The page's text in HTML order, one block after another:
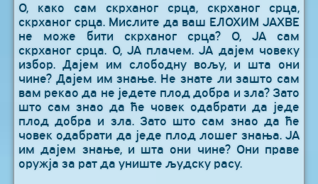
О, како сам скрханог срца, скрханог срца,
скрханог срца. Мислите да ваш ЕЛОХИМ ЈАХВЕ
не може бити скрханог срца? О, ЈА сам
скрханог срца. О, ЈА плачем. ЈА дајем човеку
избор. Дајем им слободну вољу, и шта они
чине? Дајем им знање. Не знате ли зашто сам
вам рекао да не једете плод добра и зла? Зато
што сам знао да ће човек одабрати да једе
плод добра и зла. Зато што сам знао да ће
човек одабрати да једе плод лошег знања. ЈА
им дајем знање, и шта они чине? Они праве
оружја за рат да униште људску расу.